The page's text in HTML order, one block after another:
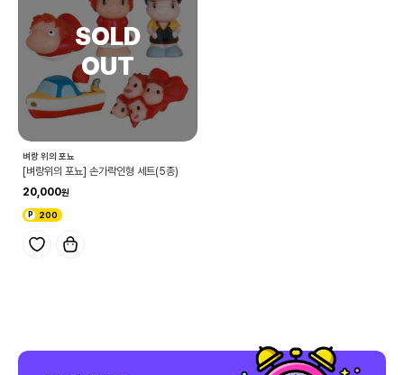
벼랑 위의 포뇨
[벼랑위의 포뇨] 손가락인형 세트(5종)
20,000
200